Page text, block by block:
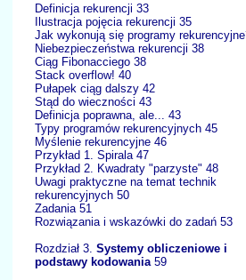
Definicja rekurencji 33
Ilustracja pojęcia rekurencji 35
Jak wykonują się programy
Niebezpieczeństwa rekurencji 38
Ciąg Fibonacciego 38
Stack overflow! 40
Pułapek ciąg dalszy 42
Stąd do wieczności 43
Definicja poprawna, ale... 43
Typy programów rekurencyjnych 45
Myślenie rekurencyjne 46
Przykład 1. Spirala 47
Przykład 2. Kwadraty "parzyste" 48
Uwagi praktyczne na temat technik
rekurencyjnych 50
Zadania 51
Rozwiązania i wskazówki do zadań 53
Rozdział 3. Systemy obliczeniowe i
podstawy kodowania 59